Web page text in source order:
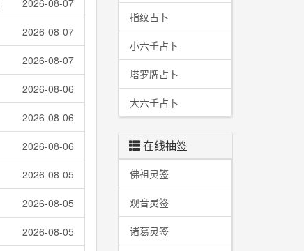
2026-08-07
2026-08-07
2026-08-07
2026-08-06
2026-08-06
2026-08-06
2026-08-05
2026-08-05
2026-08-05
指纹占卜
小六壬占卜
塔罗牌占卜
大六壬占卜
在线抽签
佛祖灵签
观音灵签
诸葛灵签